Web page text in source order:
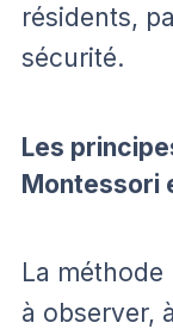
résidents,
sécurité.
Les
Montessori
La
à observer,